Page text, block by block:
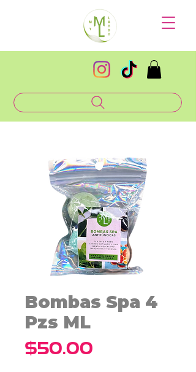
Bombas Spa 4
Pzs ML
$50.00